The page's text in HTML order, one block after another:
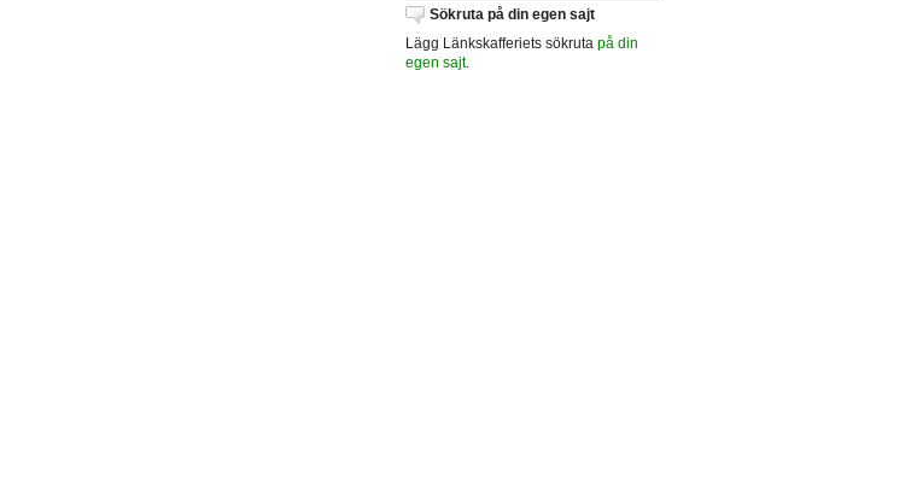
Sökruta på din egen sajt
Lägg Länkskafferiets sökruta på din
egen sajt.